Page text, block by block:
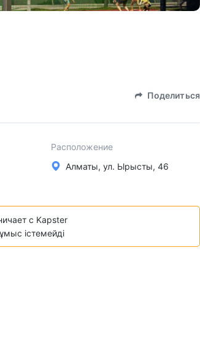
Поделиться
Расположение
Алматы, ул. Ьlрысты, 46
с Kapster
істемейді